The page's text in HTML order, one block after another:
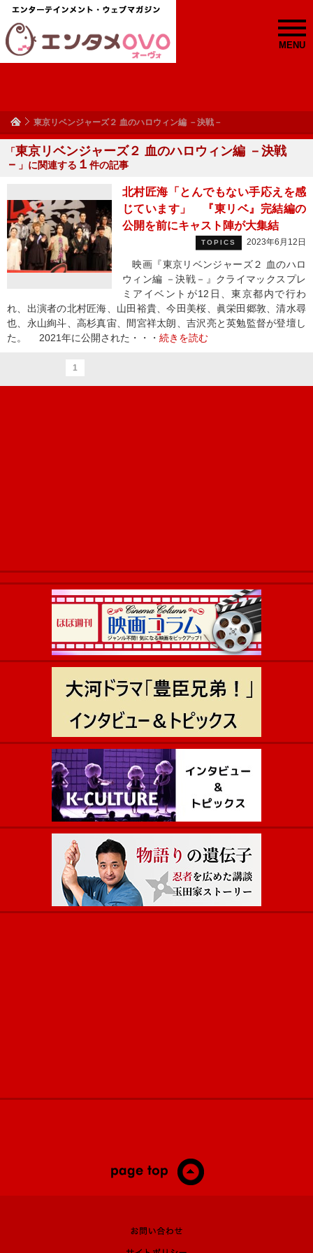
MENU
東京リベンジャーズ２ 血のハロウィン編 －決戦－
「東京リベンジャーズ２ 血のハロウィン編 －決戦
－ 」に関連する １ 件の記事
北村匠海「とんでもない手応えを感
じています」 『東リベ』完結編の
公開を前にキャスト陣が大集結
TOPICS 2023年6月12日
映画『東京リベンジャーズ２ 血のハロ
ウィン編 －決戦－』クライマックスプレ
ミアイベントが12日、東京都内で行わ
れ、出演者の北村匠海、山田裕貴、今田美桜、眞栄田郷敦、清水尋
也、永山絢斗、高杉真宙、間宮祥太朗、吉沢亮と英勉監督が登壇し
た。 2021年に公開された・・・ 続きを読む
1